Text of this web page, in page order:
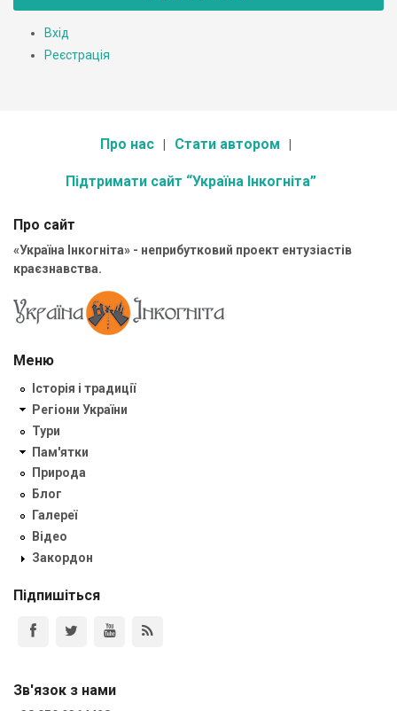
Вхід
Реєстрація
Про нас Стати автором
Підтримати сайт “Україна Інкогніта”
Про сайт
«Україна Інкогніта» - неприбутковий проект ентузіастів
краєзнавства.
Меню
Історія і традиції
Регіони України
Тури
Пам'ятки
Природа
Блог
Галереї
Відео
Закордон
Підпишіться
Зв'язок з нами